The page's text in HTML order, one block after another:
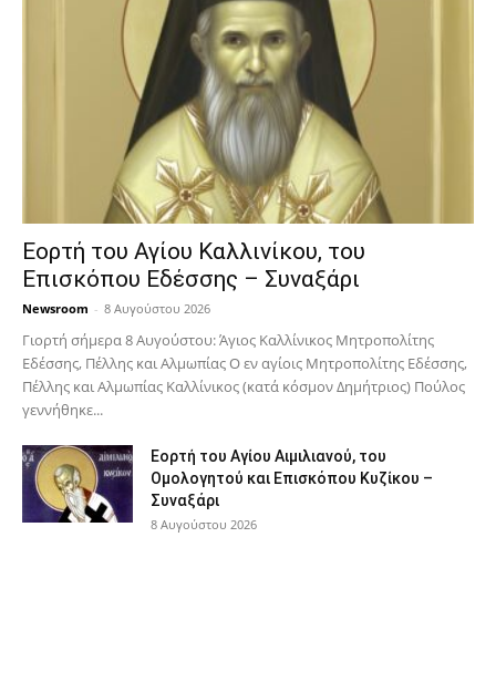
Εορτή του Αγίου Καλλινίκου, του
Επισκόπου Εδέσσης – Συναξάρι
Newsroom - 8 Αυγούστου 2026
Γιορτή σήμερα 8 Αυγούστου: Άγιος Καλλίνικος Μητροπολίτης
Εδέσσης, Πέλλης και Αλμωπίας Ο εν αγίοις Μητροπολίτης Εδέσσης,
Πέλλης και Αλμωπίας Καλλίνικος (κατά κόσμον Δημήτριος) Πούλος
γεννήθηκε...
Εορτή του Αγίου Αιμιλιανού, του
Ομολογητού και Επισκόπου Κυζίκου –
Συναξάρι
8 Αυγούστου 2026